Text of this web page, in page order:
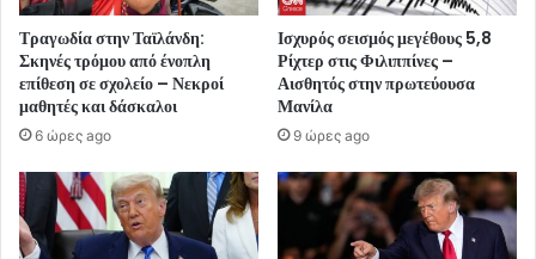
Τραγωδία στην Ταϊλάνδη:
Σκηνές τρόμου από ένοπλη
επίθεση σε σχολείο – Νεκροί
μαθητές και δάσκαλοι
6 ώρες ago
Ισχυρός σεισμός μεγέθους 5,8
Ρίχτερ στις Φιλιππίνες –
Αισθητός στην πρωτεύουσα
Μανίλα
9 ώρες ago